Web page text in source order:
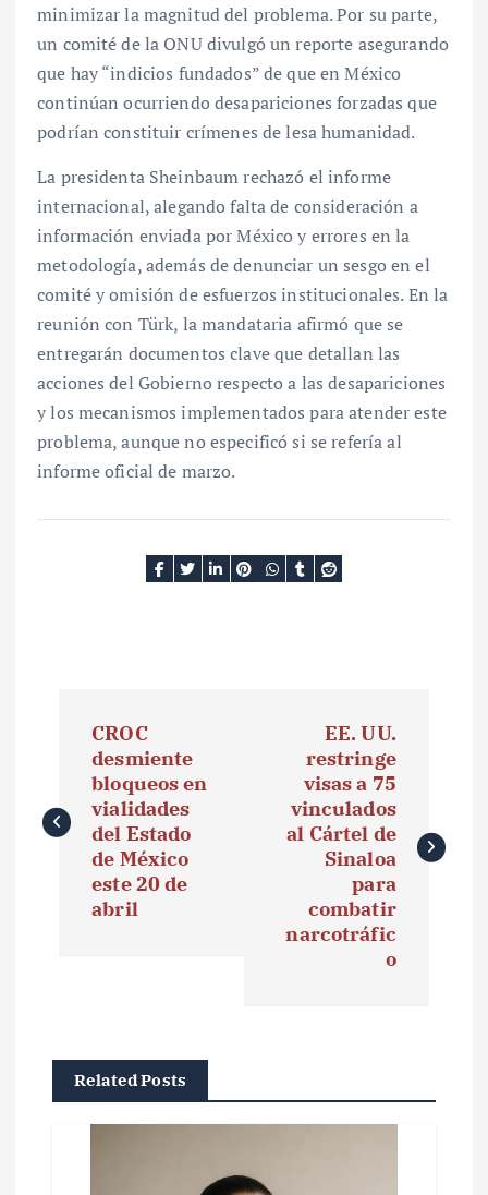
minimizar la magnitud del problema. Por su parte,
un comité de la ONU divulgó un reporte asegurando
que hay “indicios fundados” de que en México
continúan ocurriendo desapariciones forzadas que
podrían constituir crímenes de lesa humanidad.
La presidenta Sheinbaum rechazó el informe
internacional, alegando falta de consideración a
información enviada por México y errores en la
metodología, además de denunciar un sesgo en el
comité y omisión de esfuerzos institucionales. En la
reunión con Türk, la mandataria afirmó que se
entregarán documentos clave que detallan las
acciones del Gobierno respecto a las desapariciones
y los mecanismos implementados para atender este
problema, aunque no especificó si se refería al
informe oficial de marzo.
v
e
ó
n
CROC
desmiente
bloqueos en
vialidades
del Estado
de México
este 20 de
abril
EE. UU.
restringe
visas a 75
vinculados
al Cártel de
Sinaloa
para
combatir
narcotráfic
o
Related Posts